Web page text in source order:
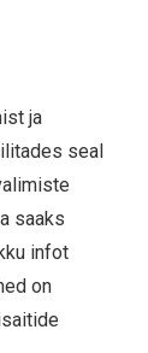
ja
seal
saaks
infot
on